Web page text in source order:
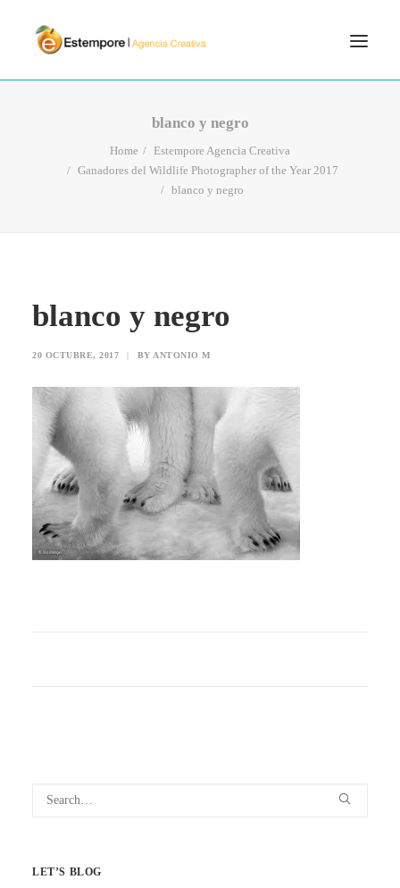
PORTFOLIO
blanco y negro
Home
Estempore Agencia Creativa
Ganadores del Wildlife Photographer of the Year 2017
blanco y negro
blanco y negro
20 OCTUBRE, 2017 | BY ANTONIO M
LET’S BLOG